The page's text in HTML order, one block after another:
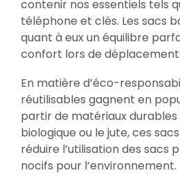
contenir nos essentiels tels
téléphone et clés. Les sacs
quant à eux un équilibre
confort lors de
En matière d’éco-
réutilisables gagnent en
partir de matériaux
biologique ou le jute, ces
réduire l’utilisation des sacs
nocifs pour l’environnement.